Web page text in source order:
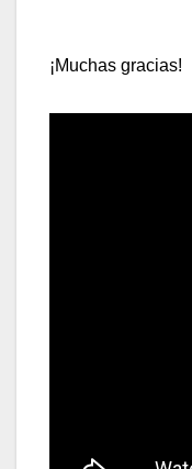
¡Muchas gracias!